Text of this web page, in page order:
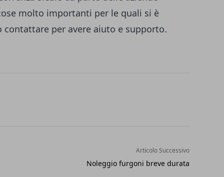
molto importanti per le quali si è
per avere aiuto e supporto.
Articolo Successivo
Noleggio furgoni breve durata